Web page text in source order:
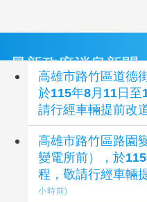
最新政府消息新聞
高雄市路竹區道德
於115年8月11日至
請行經車輛提前改
高雄市路竹區路園
變電所前），於
程，敬請行經車輛
小時前)